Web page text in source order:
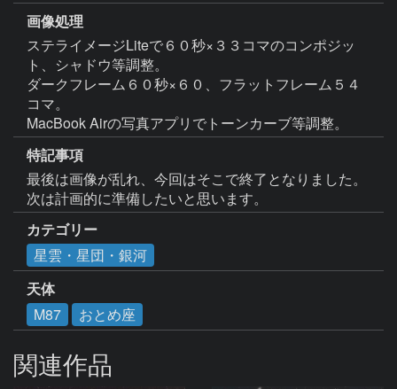
画像処理
ステライメージLiteで６０秒×３３コマのコンポジッ
ト、シャドウ等調整。
ダークフレーム６０秒×６０、フラットフレーム５４
コマ。
特記事項
最後は画像が乱れ、今回はそこで終了となりました。
次は計画的に準備したいと思います。
カテゴリー
星雲・星団・銀河
天体
M87
おとめ座
関連作品